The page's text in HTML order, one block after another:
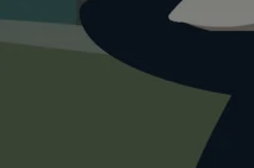
Schweiz